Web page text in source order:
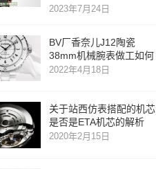
2023年7月24日
BV厂香奈儿J12陶瓷
38mm机械腕表做工如何
2022年4月18日
关于站西仿表搭配的机芯
是否是ETA机芯的解析
2020年2月15日